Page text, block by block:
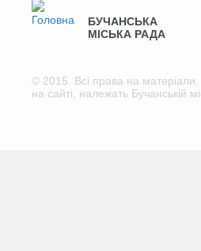
БУЧАНСЬКА
МІСЬКА РАДА
© 2015. Всі права на матеріали,
на сайті, належать Бучанській